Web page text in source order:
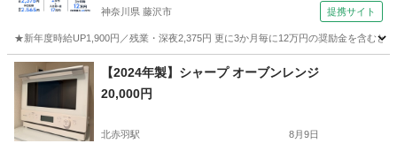
神奈川県 藤沢市 提携サイト
★新年度時給UP1,900円／残業・深夜2,375円 更に3か月毎に12万円の奨励金を含む
神奈川 藤沢市 その他
【2024年製】シャープ オーブンレンジ
20,000円
北赤羽駅 8月9日